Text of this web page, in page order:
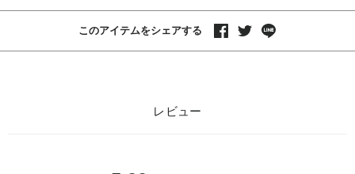
このアイテムをシェアする
レビュー